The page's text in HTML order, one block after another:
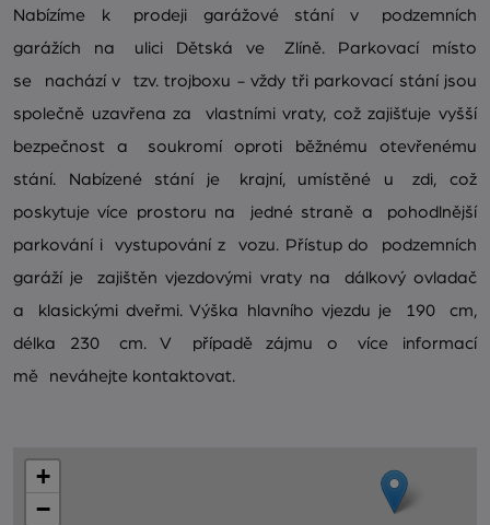
Nabízíme k prodeji garážové stání v podzemních
garážích na ulici Dětská ve Zlíně. Parkovací místo
se nachází v tzv. trojboxu - vždy tři parkovací stání jsou
společně uzavřena za vlastními vraty, což zajišťuje vyšší
bezpečnost a soukromí oproti běžnému otevřenému
stání. Nabízené stání je krajní, umístěné u zdi, což
poskytuje více prostoru na jedné straně a pohodlnější
parkování i vystupování z vozu. Přístup do podzemních
garáží je zajištěn vjezdovými vraty na dálkový ovladač
a klasickými dveřmi. Výška hlavního vjezdu je 190 cm,
délka 230 cm. V případě zájmu o více informací
mě neváhejte kontaktovat.
+
−